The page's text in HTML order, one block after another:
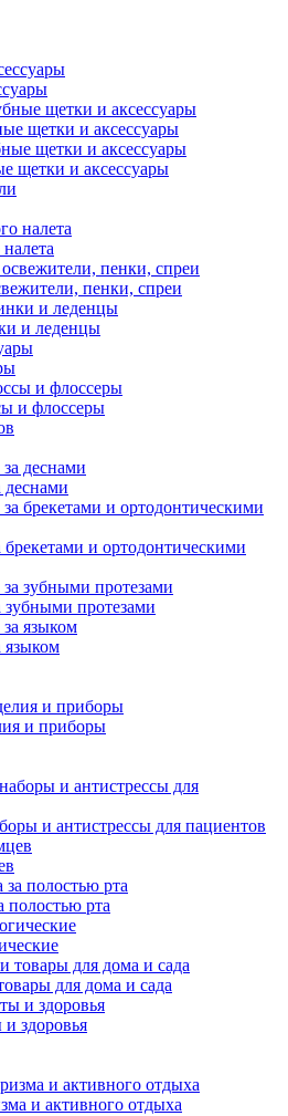
щетки и аксессуары
щетки и аксессуары
пенки, спреи
и леденцы
и флоссеры
деснами
брекетами и ортодонтическими
зубными протезами
языком
и приборы
и антистрессы для пациентов
полостью рта
для дома и сада
здоровья
и активного отдыха